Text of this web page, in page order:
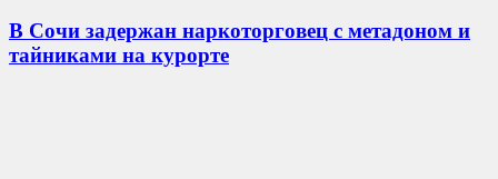
В Сочи задержан наркоторговец с метадоном и
тайниками на курорте